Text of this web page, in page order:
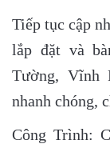
Tiếp tục cập
lắp đặt và
Tường, Vĩnh
nhanh chóng,
Công Trình: